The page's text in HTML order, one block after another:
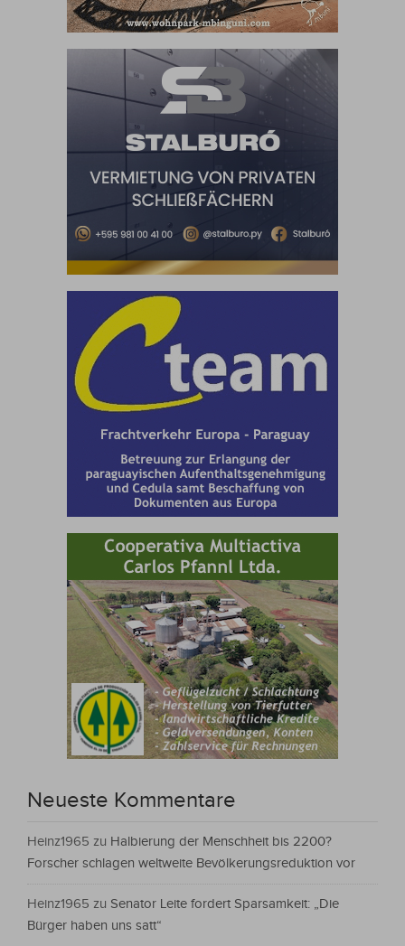
Neueste Kommentare
Heinz1965 zu Halbierung der Menschheit bis 2200?
Forscher schlagen weltweite Bevölkerungsreduktion vor
Heinz1965 zu Senator Leite fordert Sparsamkeit: „Die
Bürger haben uns satt“